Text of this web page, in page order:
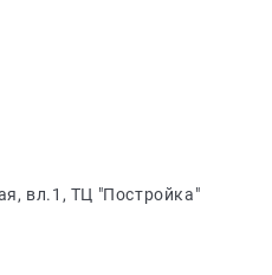
вл.1, ТЦ "Постройка"